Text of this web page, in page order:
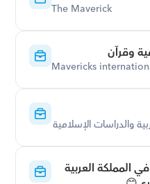
The Maverick
وقرآن
Mavericks